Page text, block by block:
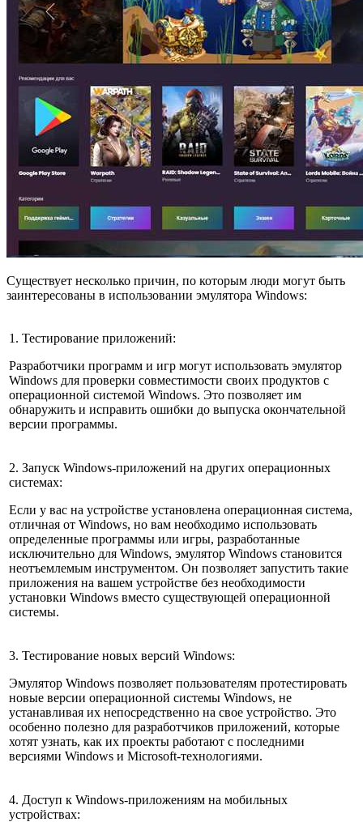
Существует несколько причин, по которым люди могут быть
заинтересованы в использовании эмулятора Windows:
1. Тестирование приложений:
Разработчики программ и игр могут использовать эмулятор
Windows для проверки совместимости своих продуктов с
операционной системой Windows. Это позволяет им
обнаружить и исправить ошибки до выпуска окончательной
версии программы.
2. Запуск Windows-приложений на других операционных
системах:
Если у вас на устройстве установлена операционная система,
отличная от Windows, но вам необходимо использовать
определенные программы или игры, разработанные
исключительно для Windows, эмулятор Windows становится
неотъемлемым инструментом. Он позволяет запустить такие
приложения на вашем устройстве без необходимости
установки Windows вместо существующей операционной
системы.
3. Тестирование новых версий Windows:
Эмулятор Windows позволяет пользователям протестировать
новые версии операционной системы Windows, не
устанавливая их непосредственно на свое устройство. Это
особенно полезно для разработчиков приложений, которые
хотят узнать, как их проекты работают с последними
версиями Windows и Microsoft-технологиями.
4. Доступ к Windows-приложениям на мобильных
устройствах: